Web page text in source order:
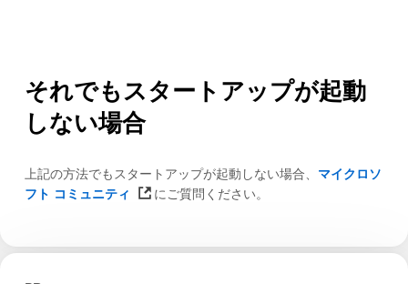
それでもスタートアップが起動
しない場合
上記の方法でもスタートアップが起動しない場合、 マイクロソ
フト コミュニティ
にご質問ください。